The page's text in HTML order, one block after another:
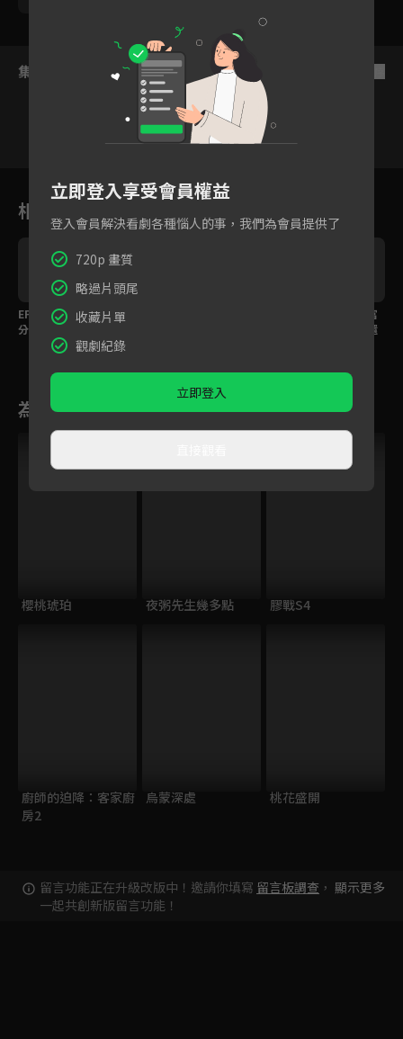
集數列表
279 280 281
相關花絮
EP291預告｜惠君巧妙
分化，渣男渣女感情即
將破裂？
EP289預告｜惠君大富
再續前緣？復仇計畫還
為您推薦
櫻桃琥珀 夜粥先生幾多點 膠戰S4
廚師的迫降：客家廚
房2
烏蒙深處 桃花盛開
留言功能正在升級改版中！邀請你填寫 留言板調查 ，
一起共創新版留言功能！
顯示更多
立即登入享受會員權益
登入會員解決看劇各種惱人的事，我們為會員提供了
720p 畫質
略過片頭尾
收藏片單
觀劇紀錄
立即登入